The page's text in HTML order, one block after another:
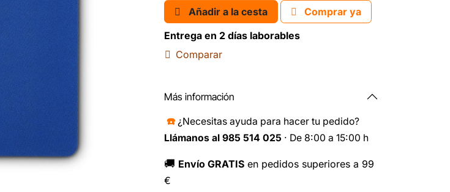
Añadir a la cesta
Comprar ya
Entrega en 2 días laborables
Comparar
Más información
☎️ ¿Necesitas ayuda para hacer tu pedido?
Llámanos al 985 514 025 · De 8:00 a 15:00 h
🚚 Envío GRATIS en pedidos superiores a 99
€